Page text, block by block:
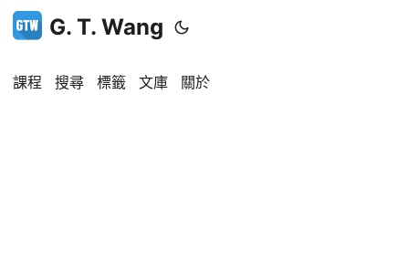
G. T. Wang
課程 搜尋 標籤 文庫 關於